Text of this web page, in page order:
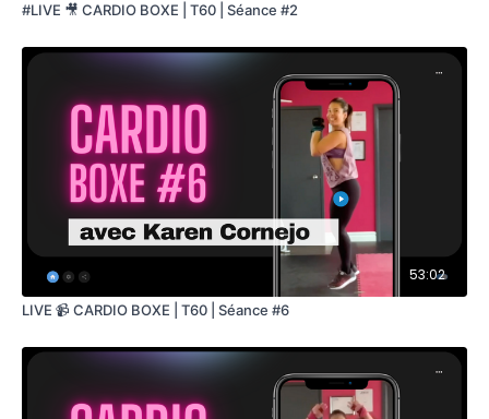
#LIVE 🎥 CARDIO BOXE | T60 | Séance #2
53:02
LIVE 📹 CARDIO BOXE | T60 | Séance #6